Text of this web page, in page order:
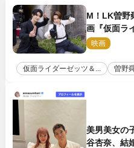
M！LK曽野
画『仮面ラ
バン インフ
映画
仮面ライダーゼッツ＆... 曽野
美男美女の
谷杏奈、結